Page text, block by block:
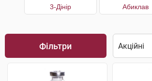
3-Дінір Абиклав
Фільтри